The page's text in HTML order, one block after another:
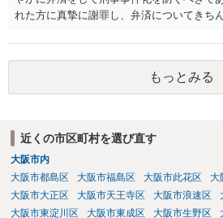
れた方に真摯に謝罪し、弁済についてきち
もっとみる
近くの市区町村を選び直す
大阪市内
大阪市都島区
大阪市福島区 大阪市此花区 大
大阪市大正区
大阪市天王寺区 大阪市浪速区
大阪市東淀川区
大阪市東成区 大阪市生野区